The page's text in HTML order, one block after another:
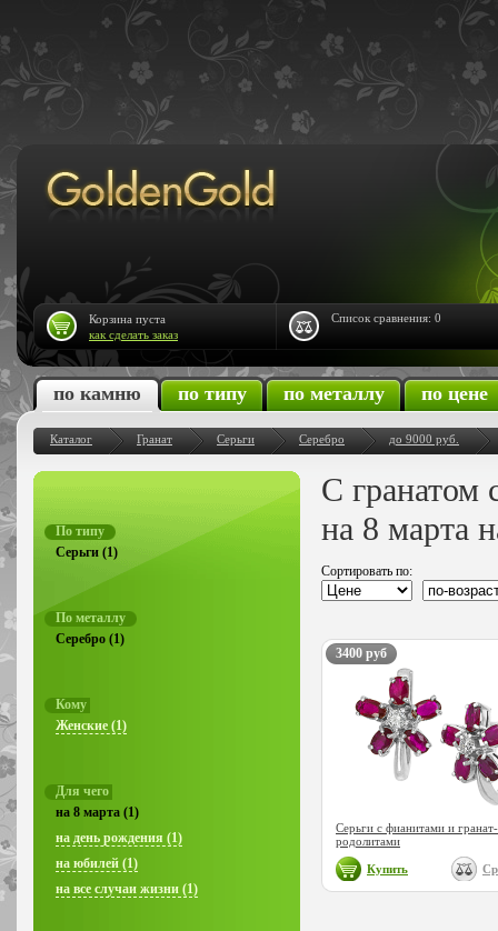
по камню по типу по металлу по цене
Каталог Гранат Серьги Серебро до 9000 руб.
По типу
Серьги (1)
По металлу
Серебро (1)
Кому
Женские (1)
Для чего
на 8 марта (1)
на день рождения (1)
на юбилей (1)
на все случаи жизни (1)
С гранатом
на 8 марта
Сортировать по:
Серьги с фианитами и гранат-
родолитами
3400 руб
Купить
Корзина пуста
как сделать заказ
Список сравнения: 0